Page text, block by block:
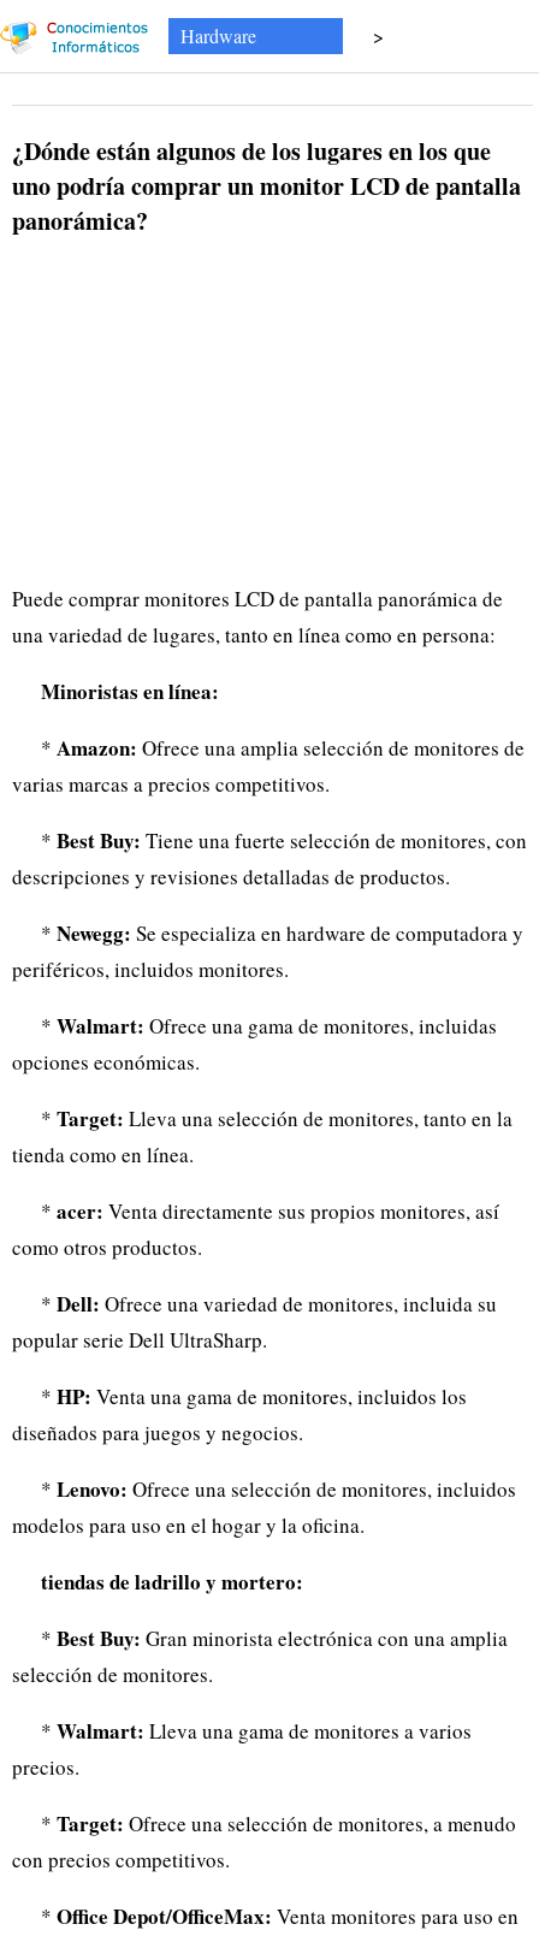
Hardware >
¿Dónde están algunos de los lugares en los que
uno podría comprar un monitor LCD de pantalla
panorámica?
Puede comprar monitores LCD de pantalla panorámica de
una variedad de lugares, tanto en línea como en persona:
Minoristas en línea:
* Amazon: Ofrece una amplia selección de monitores de
varias marcas a precios competitivos.
* Best Buy: Tiene una fuerte selección de monitores, con
descripciones y revisiones detalladas de productos.
* Newegg: Se especializa en hardware de computadora y
periféricos, incluidos monitores.
* Walmart: Ofrece una gama de monitores, incluidas
opciones económicas.
* Target: Lleva una selección de monitores, tanto en la
tienda como en línea.
* acer: Venta directamente sus propios monitores, así
como otros productos.
* Dell: Ofrece una variedad de monitores, incluida su
popular serie Dell UltraSharp.
* HP: Venta una gama de monitores, incluidos los
diseñados para juegos y negocios.
* Lenovo: Ofrece una selección de monitores, incluidos
modelos para uso en el hogar y la oficina.
tiendas de ladrillo y mortero:
* Best Buy: Gran minorista electrónica con una amplia
selección de monitores.
* Walmart: Lleva una gama de monitores a varios
precios.
* Target: Ofrece una selección de monitores, a menudo
con precios competitivos.
* Office Depot/OfficeMax: Venta monitores para uso en